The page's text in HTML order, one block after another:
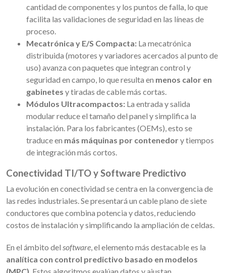
cantidad de componentes y los puntos de falla, lo que
facilita las validaciones de seguridad en las líneas de
proceso.
Mecatrónica y E/S Compacta: La mecatrónica
distribuida (motores y variadores acercados al punto de
uso) avanza con paquetes que integran control y
seguridad en campo, lo que resulta en menos calor en
gabinetes y tiradas de cable más cortas.
Módulos Ultracompactos: La entrada y salida
modular reduce el tamaño del panel y simplifica la
instalación. Para los fabricantes (OEMs), esto se
traduce en más máquinas por contenedory tiempos
de integración más cortos.
Conectividad TI/TO y Software Predictivo
La evolución en conectividad se centra en la convergencia de
las redes industriales. Se presentará un cable plano de siete
conductores que combina potencia y datos, reduciendo
costos de instalación y simplificando la ampliación de celdas.
En el ámbito del software, el elemento más destacable es la
analítica con control predictivo basado en modelos